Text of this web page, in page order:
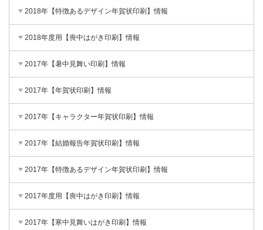
2018年【特徴あるデザイン年賀状印刷】情報
2018年度用【喪中はがき印刷】情報
2017年【暑中見舞い印刷】情報
2017年【年賀状印刷】情報
2017年【キャラクター年賀状印刷】情報
2017年【結婚報告年賀状印刷】情報
2017年【特徴あるデザイン年賀状印刷】情報
2017年度用【喪中はがき印刷】情報
2017年【寒中見舞いはがき印刷】情報